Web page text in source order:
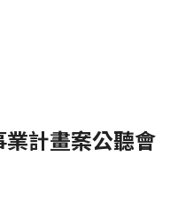
計畫案公聽會